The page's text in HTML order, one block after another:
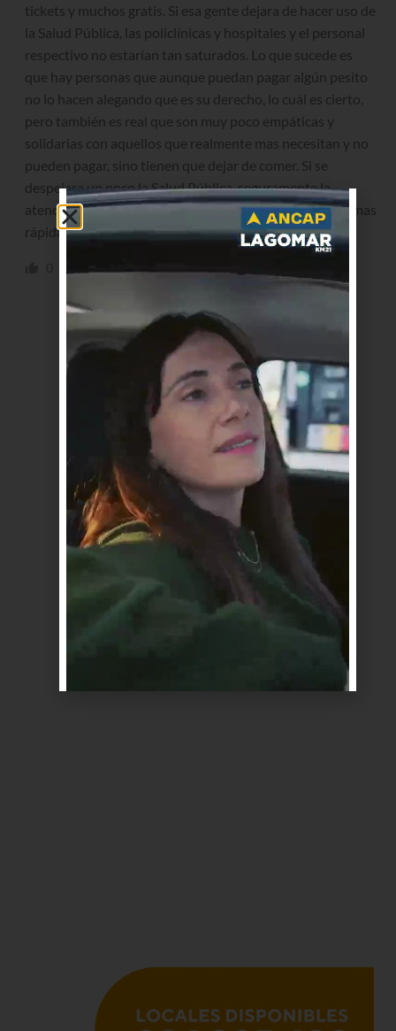
tickets y muchos gratis. Si esa gente dejara de hacer uso de
la Salud Pública, las policlínicas y hospitales y el personal
respectivo no estarían tan saturados. Lo que sucede es
que hay personas que aunque puedan pagar algún pesito
no lo hacen alegando que es su derecho, lo cuál es cierto,
pero también es real que son muy poco empáticas y
solidarias con aquellos que realmente mas necesitan y no
pueden pagar, sino tienen que dejar de comer. Si se
despejara un poco la Salud Pública, seguramente la
atención mejoraría y las citas para las consultas serían mas
rápidas.